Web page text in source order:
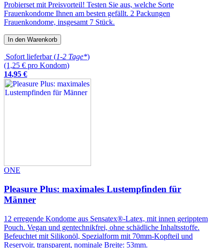
Probierset mit Preisvorteil! Testen Sie aus, welche Sorte
Frauenkondome Ihnen am besten gefällt. 2 Packungen
Frauenkondome, insgesamt 7 Stück.
In den Warenkorb
Sofort lieferbar (1-2 Tage*)
(1,25 € pro Kondom)
14,95 €
ONE
Pleasure Plus: maximales Lustempfinden für
Männer
12 erregende Kondome aus Sensatex®-Latex, mit innen geripptem
Pouch. Vegan und gentechnikfrei, ohne schädliche Inhaltsstoffe.
Befeuchtet mit Silikonöl, Spezialform mit 70mm-Kopfteil und
Reservoir, transparent, nominale Breite: 53mm.